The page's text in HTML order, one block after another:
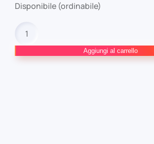
Disponibile (ordinabile)
EDITION
Aggiungi al carrello